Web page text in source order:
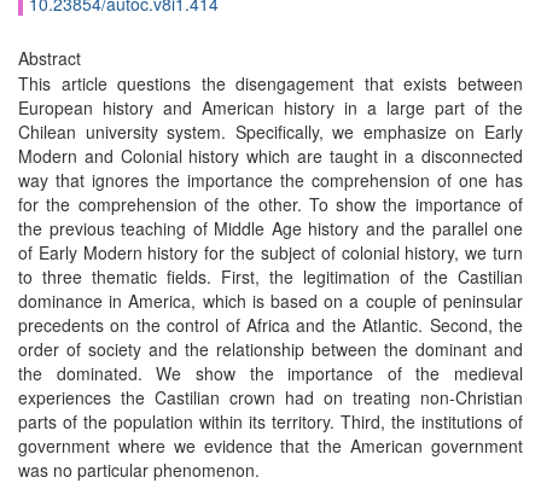
Abstract
This article questions the disengagement that exists between
European history and American history in a large part of the
Chilean university system. Specifically, we emphasize on Early
Modern and Colonial history which are taught in a disconnected
way that ignores the importance the comprehension of one has
for the comprehension of the other. To show the importance of
the previous teaching of Middle Age history and the parallel one
of Early Modern history for the subject of colonial history, we turn
to three thematic fields. First, the legitimation of the Castilian
dominance in America, which is based on a couple of peninsular
precedents on the control of Africa and the Atlantic. Second, the
order of society and the relationship between the dominant and
the dominated. We show the importance of the medieval
experiences the Castilian crown had on treating non-Christian
parts of the population within its territory. Third, the institutions of
government where we evidence that the American government
was no particular phenomenon.